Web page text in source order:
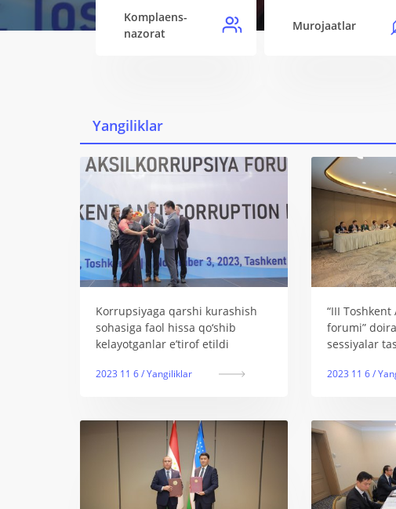
Komplaens-
nazorat
Murojaatlar
Yangiliklar
Korrupsiyaga qarshi kurashish
sohasiga faol hissa qo‘shib
kelayotganlar eʼtirof etildi
2023 11 6 / Yangiliklar
“III
forumi”
sessiyalar
2023 11 6 /